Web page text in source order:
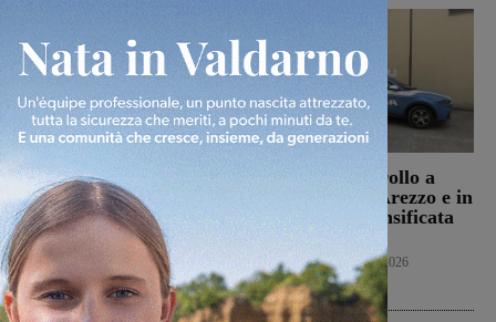
Punto Nascita della
Gruccia, Tucci (FdI):
“Montevarchi è sulla
giusta strada di un
aumento dei parti”
Politica 8 Agosto 2026
Servizi di controllo a
Montevarchi, Arezzo e in
provincia: intensificata
l’attività
Cronaca 8 Agosto 2026